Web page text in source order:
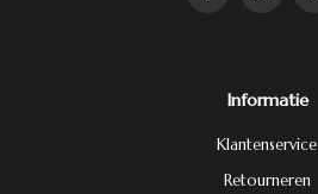
Informatie
Klantenservice
Retourneren